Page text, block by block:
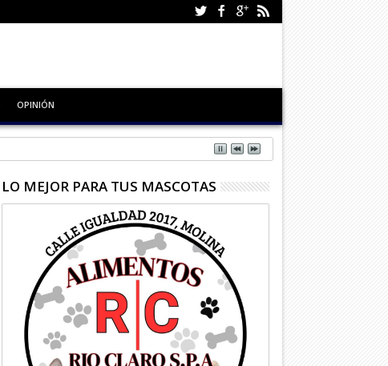
OPINIÓN
LO MEJOR PARA TUS MASCOTAS